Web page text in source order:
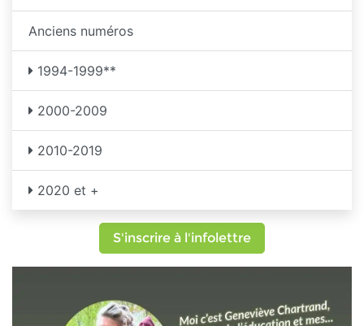
Anciens numéros
1994-1999**
2000-2009
2010-2019
2020 et +
S'inscrire à l'infolettre